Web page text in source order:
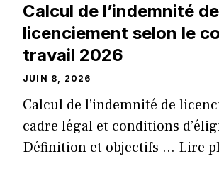
Calcul de l’indemnité de
licenciement selon le
travail 2026
JUIN 8, 2026
Calcul de l’indemnité de
cadre légal et conditions
Définition et objectifs ... Lire